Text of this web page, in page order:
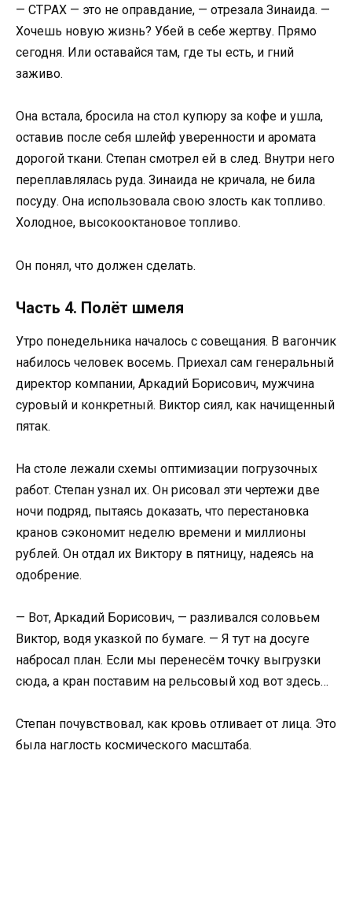
— СТРАХ — это не оправдание, — отрезала Зинаида. —
Хочешь новую жизнь? Убей в себе жертву. Прямо
сегодня. Или оставайся там, где ты есть, и гний
заживо.
Она встала, бросила на стол купюру за кофе и ушла,
оставив после себя шлейф уверенности и аромата
дорогой ткани. Степан смотрел ей в след. Внутри него
переплавлялась руда. Зинаида не кричала, не била
посуду. Она использовала свою злость как топливо.
Холодное, высокооктановое топливо.
Он понял, что должен сделать.
Часть 4. Полёт шмеля
Утро понедельника началось с совещания. В вагончик
набилось человек восемь. Приехал сам генеральный
директор компании, Аркадий Борисович, мужчина
суровый и конкретный. Виктор сиял, как начищенный
пятак.
На столе лежали схемы оптимизации погрузочных
работ. Степан узнал их. Он рисовал эти чертежи две
ночи подряд, пытаясь доказать, что перестановка
кранов сэкономит неделю времени и миллионы
рублей. Он отдал их Виктору в пятницу, надеясь на
одобрение.
— Вот, Аркадий Борисович, — разливался соловьем
Виктор, водя указкой по бумаге. — Я тут на досуге
набросал план. Если мы перенесём точку выгрузки
сюда, а кран поставим на рельсовый ход вот здесь…
Степан почувствовал, как кровь отливает от лица. Это
была наглость космического масштаба.